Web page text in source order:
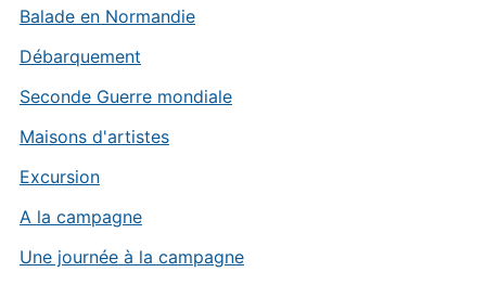
Balade en Normandie
Débarquement
Seconde Guerre mondiale
Maisons d'artistes
Excursion
A la campagne
Une journée à la campagne